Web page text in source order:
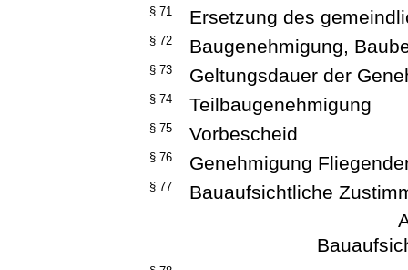
§ 71 Ersetzung des
§ 72 Baugenehmigung,
§ 73 Geltungsdauer der
§ 74 Teilbaugenehmigung
§ 75 Vorbescheid
§ 76 Genehmigung
§ 77
Bauaufsichtliche